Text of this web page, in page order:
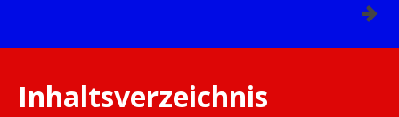
Inhaltsverzeichnis